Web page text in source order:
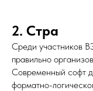
2. Стра
Среди участников
правильно
Современный софт
форматно-